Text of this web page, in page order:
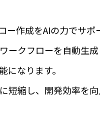
作成をAIの力でサポ
ークフローを自動生
なります。
短縮し、開発効率を向